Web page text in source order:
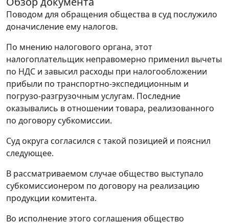
Поводом для обращения общества в суд послужило
доначисление ему налогов.
По мнению налогового органа, этот
налогоплательщик неправомерно применил вычеты
по НДС и завысил расходы при налогообложении
прибыли по транспортно-экспедиционным и
погрузо-разгрузочным услугам. Последние
оказывались в отношении товара, реализованного
по договору субкомиссии.
Суд округа согласился с такой позицией и пояснил
следующее.
В рассматриваемом случае общество выступало
субкомиссионером по договору на реализацию
продукции комитента.
Во исполнение этого соглашения общество